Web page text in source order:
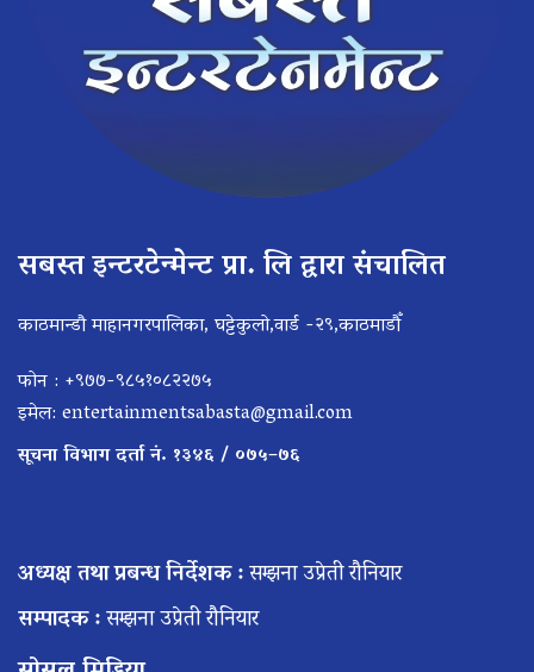
सबस्त इन्टरटेन्मेन्ट प्रा. लि द्वारा संचालित
काठमान्डौ माहानगरपालिका, घट्टेकुलो,वार्ड -२९,काठमाडौँ
फोन : +९७७-९८५१०८२२७५
इमेल: entertainmentsabasta@gmail.com
सूचना विभाग दर्ता नं. १३४६ / ०७५–७६
अध्यक्ष तथा प्रबन्ध निर्देशक :सम्झना उप्रेती रौनियार
सम्पादक :सम्झना उप्रेती रौनियार